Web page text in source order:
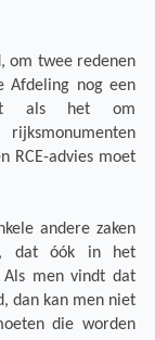
om twee redenen
Afdeling nog een
als het om
RCE-advies moet
andere zaken
dat óók in het
men vindt dat
dan kan men niet
die worden